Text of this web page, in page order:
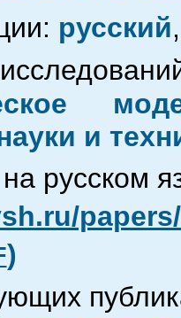
русский,
и
русском
)